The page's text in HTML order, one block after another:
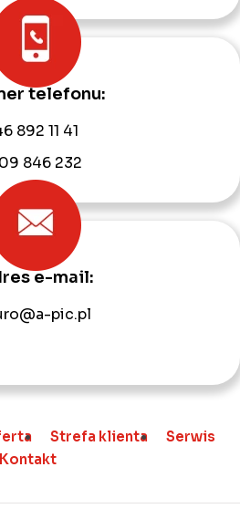
telefonu:
892 11 41
846 232
e-mail:
pic.pl
Strefa klienta
Serwis
Kontakt